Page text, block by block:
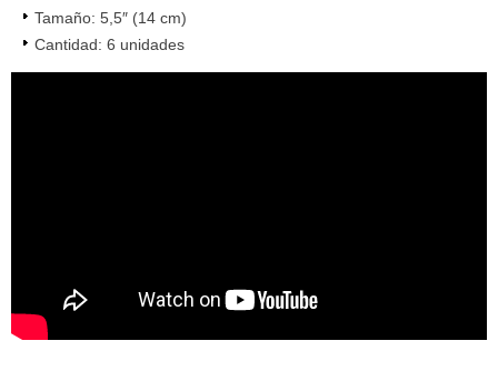
Tamaño: 5,5″ (14 cm)
Cantidad: 6 unidades